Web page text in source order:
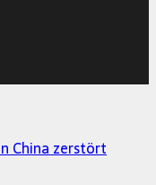
China zerstört